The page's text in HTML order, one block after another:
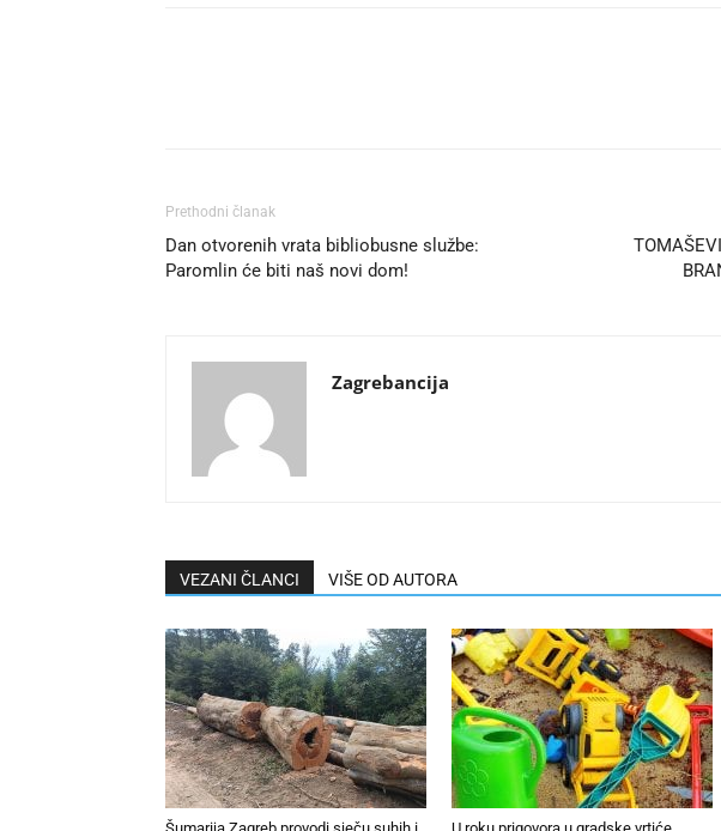
Prethodni članak
Dan otvorenih vrata bibliobusne službe:
Paromlin će biti naš novi dom!
Zagrebancija
VEZANI ČLANCI VIŠE OD AUTORA